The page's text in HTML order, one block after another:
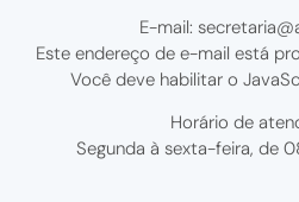
E-mail:
Este endereço de e-mail está
Você deve habilitar o
Horário de
Segunda à sexta-feira, de